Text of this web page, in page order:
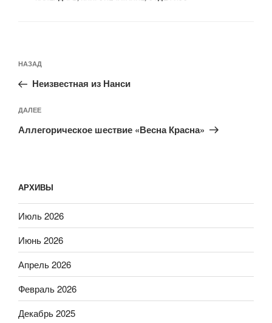
по
записям
Предыдущая
запись:
НАЗАД
Неизвестная из Нанси
Следующая
запись
ДАЛЕЕ
Аллегорическое шествие «Весна Красна»
АРХИВЫ
Июль 2026
Июнь 2026
Апрель 2026
Февраль 2026
Декабрь 2025